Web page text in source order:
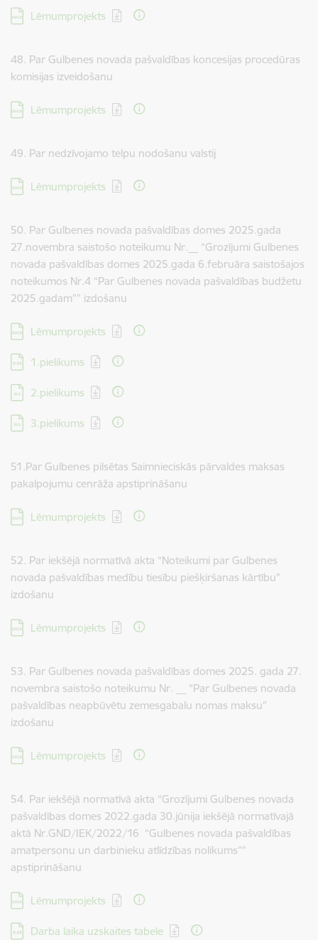
Lejupielādēt:
Lēmumprojekts
48. Par Gulbenes novada pašvaldības koncesijas procedūras
komisijas izveidošanu
Lejupielādēt:
Lēmumprojekts
49. Par nedzīvojamo telpu nodošanu valstij
Lejupielādēt:
Lēmumprojekts
50. Par Gulbenes novada pašvaldības domes 2025.gada
27.novembra saistošo noteikumu Nr.__ “Grozījumi Gulbenes
novada pašvaldības domes 2025.gada 6.februāra saistošajos
noteikumos Nr.4 “Par Gulbenes novada pašvaldības budžetu
2025.gadam”” izdošanu
Lejupielādēt:
Lēmumprojekts
Lejupielādēt:
1.pielikums
Lejupielādēt:
2.pielikums
Lejupielādēt:
3.pielikums
51.Par Gulbenes pilsētas Saimnieciskās pārvaldes maksas
pakalpojumu cenrāža apstiprināšanu
Lejupielādēt:
Lēmumprojekts
52. Par iekšējā normatīvā akta “Noteikumi par Gulbenes
novada pašvaldības medību tiesību piešķiršanas kārtību”
izdošanu
Lejupielādēt:
Lēmumprojekts
53. Par Gulbenes novada pašvaldības domes 2025. gada 27.
novembra saistošo noteikumu Nr. __ “Par Gulbenes novada
pašvaldības neapbūvētu zemesgabalu nomas maksu”
izdošanu
Lejupielādēt:
Lēmumprojekts
54. Par iekšējā normatīvā akta “Grozījumi Gulbenes novada
pašvaldības domes 2022.gada 30.jūnija iekšējā normatīvajā
aktā Nr.GND/IEK/2022/16 “Gulbenes novada pašvaldības
amatpersonu un darbinieku atlīdzības nolikums””
apstiprināšanu
Lejupielādēt:
Lēmumprojekts
Lejupielādēt:
Darba laika uzskaites tabele